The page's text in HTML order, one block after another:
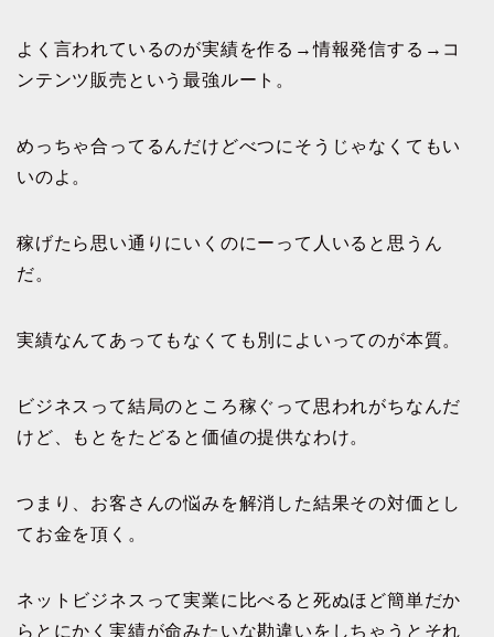
よく言われているのが実績を作る→情報発信する→コ
ンテンツ販売という最強ルート。
めっちゃ合ってるんだけどべつにそうじゃなくてもい
いのよ。
稼げたら思い通りにいくのにーって人いると思うん
だ。
実績なんてあってもなくても別によいってのが本質。
ビジネスって結局のところ稼ぐって思われがちなんだ
けど、もとをたどると価値の提供なわけ。
つまり、お客さんの悩みを解消した結果その対価とし
てお金を頂く。
ネットビジネスって実業に比べると死ぬほど簡単だか
らとにかく実績が命みたいな勘違いをしちゃうとそれ